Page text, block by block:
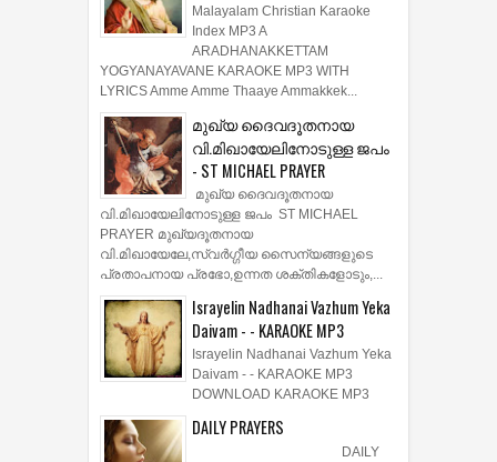
Malayalam Christian Karaoke
Index MP3 A
ARADHANAKKETTAM
YOGYANAYAVANE KARAOKE MP3 WITH
LYRICS Amme Amme Thaaye Ammakkek...
മുഖ്യ ദൈവദൂതനായ
വി.മിഖായേലിനോടുള്ള ജപം
- ST MICHAEL PRAYER
മുഖ്യ ദൈവദൂതനായ
വി.മിഖായേലിനോടുള്ള ജപം ST MICHAEL
PRAYER മുഖ്യദൂതനായ
വി.മിഖായേലേ,സ്വർഗ്ഗീയ സൈന്യങ്ങളുടെ
പ്രതാപനായ പ്രഭോ,ഉന്നത ശക്തികളോടും,...
Israyelin Nadhanai Vazhum Yeka
Daivam - - KARAOKE MP3
Israyelin Nadhanai Vazhum Yeka
Daivam - - KARAOKE MP3
DOWNLOAD KARAOKE MP3
DAILY PRAYERS
DAILY